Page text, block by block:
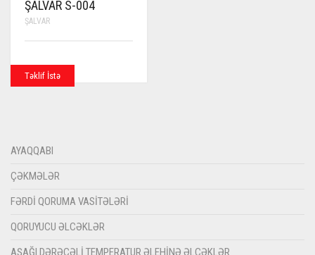
ŞALVAR S-004
ŞALVAR
Təklif İstə
AYAQQABI
ÇƏKMƏLƏR
FƏRDI QORUMA VASITƏLƏRI
QORUYUCU ƏLCƏKLƏR
AŞAĞI DƏRƏCƏLI TEMPERATUR ƏLEHINƏ ƏLCƏKLƏR